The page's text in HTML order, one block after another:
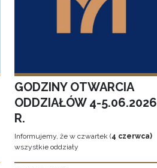
GODZINY OTWARCIA
ODDZIAŁÓW 4-5.06.2026
R.
Informujemy, że w czwartek (4 czerwca)
wszystkie oddziały